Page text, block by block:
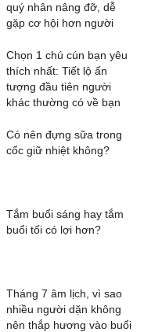
quý nhân nâng đỡ, dễ
gặp cơ hội hơn người
Chọn 1 chú cún bạn yêu
thích nhất: Tiết lộ ấn
tượng đầu tiên người
khác thường có về bạn
Có nên đựng sữa trong
cốc giữ nhiệt không?
Tắm buổi sáng hay tắm
buổi tối có lợi hơn?
Tháng 7 âm lịch, vì sao
nhiều người dặn không
nên thắp hương vào buổi